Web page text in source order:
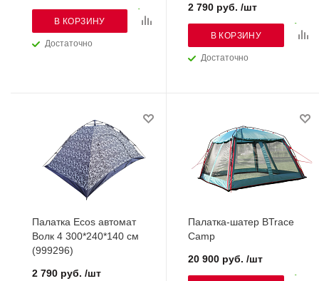
Достаточно
В КОРЗИНУ
Достаточно
2 790 руб. /шт
В КОРЗИНУ
Палатка Ecos автомат
Волк 4 300*240*140 см
(999296)
2 790 руб. /шт
Палатка-шатер BTrace
Camp
20 900 руб. /шт